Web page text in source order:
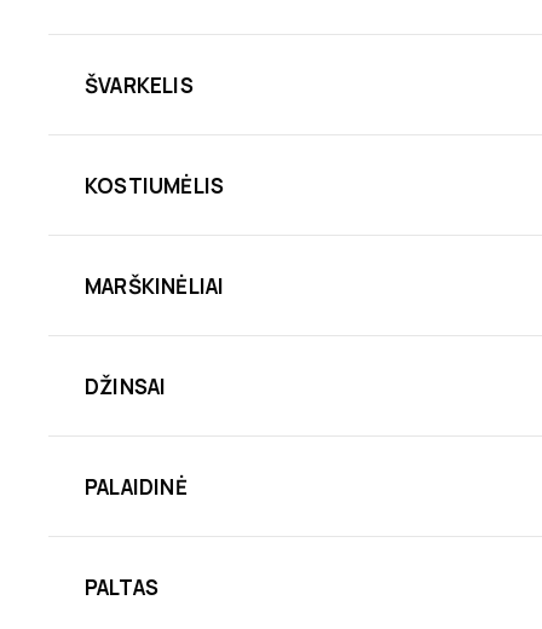
ŠVARKELIS
KOSTIUMĖLIS
MARŠKINĖLIAI
DŽINSAI
PALAIDINĖ
PALTAS